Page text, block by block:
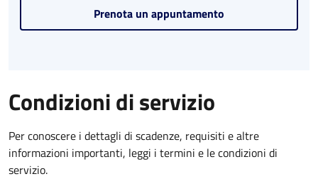
Prenota un appuntamento
Condizioni di servizio
Per conoscere i dettagli di scadenze, requisiti e altre
informazioni importanti, leggi i termini e le condizioni di
servizio.